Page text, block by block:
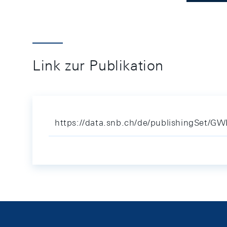
Link zur Publikation
https://data.snb.ch/de/publishingSet/